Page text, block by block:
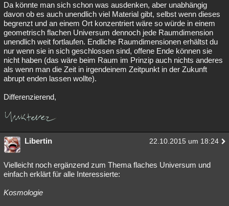
Da könnte man sich schon was ausdenken, aber unabhängig
davon ob es auch unendlich viel Material gibt, selbst wenn dieses
begrenzt und an einem Ort konzentriert wäre so würde in einem
geometrisch flachen Universum dennoch jede Raumdimension
unendlich weit fortlaufen. Endliche Raumdimensionen erhältst du
nur wenn sie in sich geschlossen sind, offene Ende können sie
nicht haben (das wäre beim Raum im Prinzip auch nichts anderes
als wenn man die Zeit in irgendeinem Zeitpunkt in der Zukunft
abrupt enden lassen wollte).
Differenzierend,
Libertin 22.10.2015 um 18:24
Vielleicht noch ergänzend zum Thema flaches Universum und
einfach erklärt für alle Interessierte:
Kosmologie